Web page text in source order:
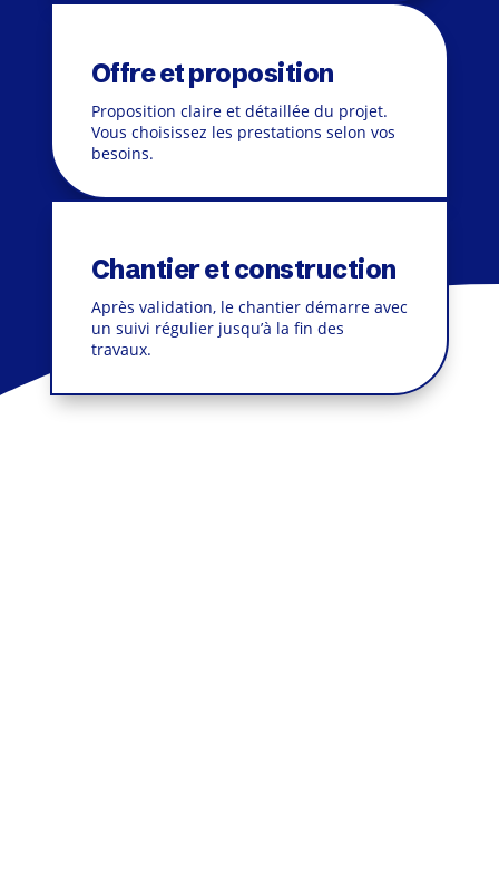
Offre et proposition
Proposition claire et détaillée du projet.
Vous choisissez les prestations selon vos
besoins.
Chantier et construction
Après validation, le chantier démarre avec
un suivi régulier jusqu’à la fin des
travaux.